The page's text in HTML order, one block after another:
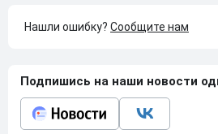
Нашли ошибку? Сообщите нам
Подпишись на наши новости